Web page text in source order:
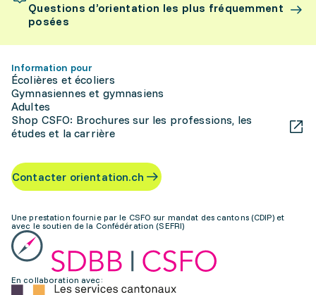
Questions d’orientation les plus fréquemment
posées
Information pour
Écolières et écoliers
Gymnasiennes et gymnasiens
Adultes
Shop CSFO: Brochures sur les professions, les
études et la carrière
Contacter orientation.ch
Une prestation fournie par le CSFO sur mandat des cantons (CDIP) et
avec le soutien de la Confédération (SEFRI)
En collaboration avec: